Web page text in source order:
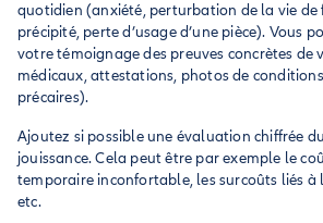
quotidien (anxiété, perturbation de la vie
précipité, perte d’usage d’une pièce). Vous
votre témoignage des preuves concrètes de
médicaux, attestations, photos de
précaires).
Ajoutez si possible une évaluation chiffrée
jouissance. Cela peut être par exemple le
temporaire inconfortable, les surcoûts liés à
etc.